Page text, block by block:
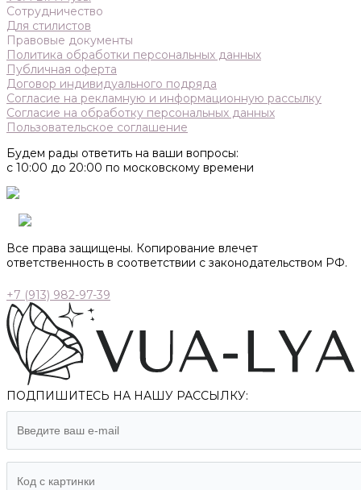
Сотрудничество
Для стилистов
Правовые документы
Политика обработки персональных данных
Публичная оферта
Договор индивидуального подряда
Согласие на рекламную и информационную рассылку
Согласие на обработку персональных данных
Пользовательское соглашение
Будем рады ответить на ваши вопросы:
с 10:00 до 20:00 по московскому времени
Все права защищены. Копирование влечет
ответственность в соответствии с законодательством РФ.
+7 (913) 982-97-39
ПОДПИШИТЕСЬ НА НАШУ РАССЫЛКУ: